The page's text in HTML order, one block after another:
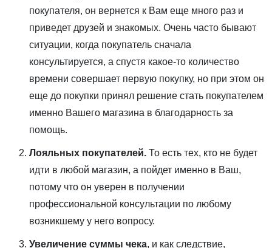
покупателя, он вернется к Вам еще много раз и
приведет друзей и знакомых. Очень часто бывают
ситуации, когда покупатель сначала
консультируется, а спустя какое-то количество
времени совершает первую покупку, но при этом он
еще до покупки принял решение стать покупателем
именно Вашего магазина в благодарность за
помощь.
Лояльных покупателей. То есть тех, кто не будет
идти в любой магазин, а пойдет именно в Ваш,
потому что он уверен в получении
профессиональной консультации по любому
возникшему у него вопросу.
Увеличение суммы чека, и как следствие,